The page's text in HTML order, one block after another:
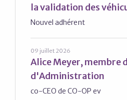
la validation des
Nouvel adhérent
09 juillet 2026
Alice Meyer, membre
d'Administration
co-CEO de CO-OP ev